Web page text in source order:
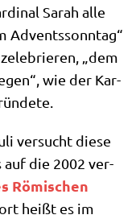
Sarah alle
Advents­sonn­tag“
„dem
wie der Kar­
ver­sucht die­se
auf die 2002 ver­
Römi­schen
heißt es im